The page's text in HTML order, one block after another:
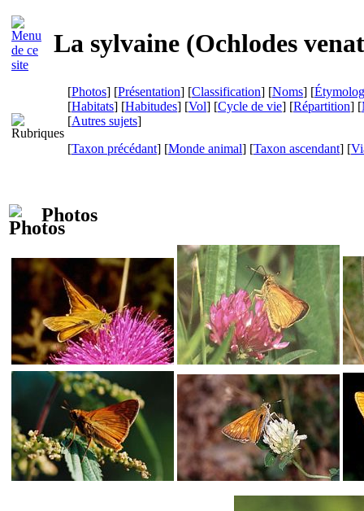
La sylvaine (Ochlodes
[Photos] [Présentation] [Classification] [Noms] [
[Habitats] [Habitudes] [Vol] [Cycle de vie] [Répartition] [
[Autres sujets]
[Taxon précédant] [Monde animal] [Taxon ascendant] [
Photos